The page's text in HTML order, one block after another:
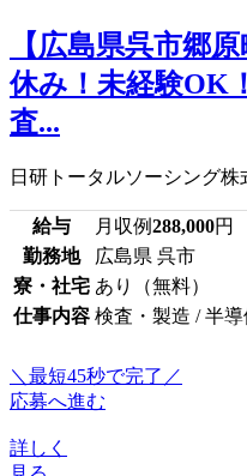
【広島県呉市郷
休み！未経験OK
査...
日研トータルソーシング株
給与 月収例288,000円
勤務地
広島県 呉市
寮・社宅 あり（無料）
仕事内容 検査・製造 / 半
＼最短45秒で完了／
応募へ進む
詳しく